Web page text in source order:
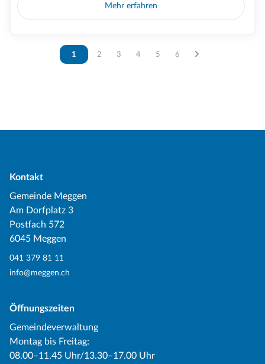
Mehr erfahren
Vous êtes sur la page
1 Vous êtes sur la page
2 Vous êtes sur la page
3 Vous êtes sur la page
4 Vous êtes sur la page
5 Vous êtes sur la page
6
Kontakt
Gemeinde Meggen
Am Dorfplatz 3
Postfach 572
6045 Meggen
041 379 81 11
info@meggen.ch
Öffnungszeiten
Gemeindeverwaltung
Montag bis Freitag:
08.00–11.45 Uhr/13.30–17.00 Uhr